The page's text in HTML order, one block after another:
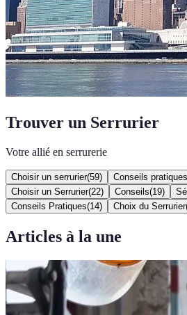
Trouver un Serrurier
Votre allié en serrurerie
Choisir un serrurier(59) Conseils pratiques
Choisir un Serrurier(22) Conseils(19)
Conseils Pratiques(14) Choix du Serrurier
Articles à la une